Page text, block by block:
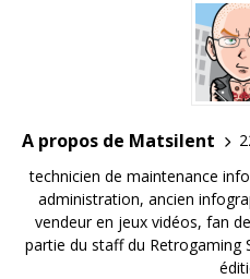
A propos de Matsilent
technicien de maintenance
administration, ancien
vendeur en jeux vidéos, fan
partie du staff du Retrogaming